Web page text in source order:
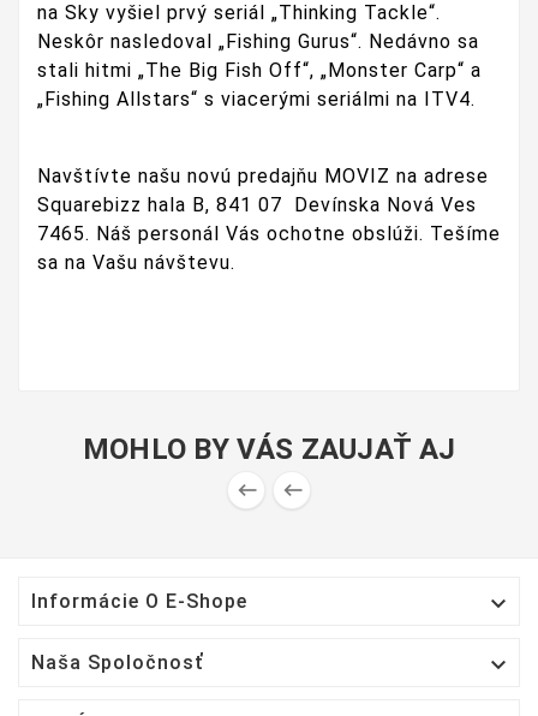
na Sky vyšiel prvý seriál „Thinking Tackle“.
Neskôr nasledoval „Fishing Gurus“. Nedávno sa
stali hitmi „The Big Fish Off“, „Monster Carp“ a
„Fishing Allstars“ s viacerými seriálmi na ITV4.
Navštívte našu novú predajňu MOVIZ na adrese
Squarebizz hala B, 841 07 Devínska Nová Ves
7465. Náš personál Vás ochotne obslúži. Tešíme
sa na Vašu návštevu.
MOHLO BY VÁS ZAUJAŤ AJ
 
Informácie O E-Shope 
Naša Spoločnosť 